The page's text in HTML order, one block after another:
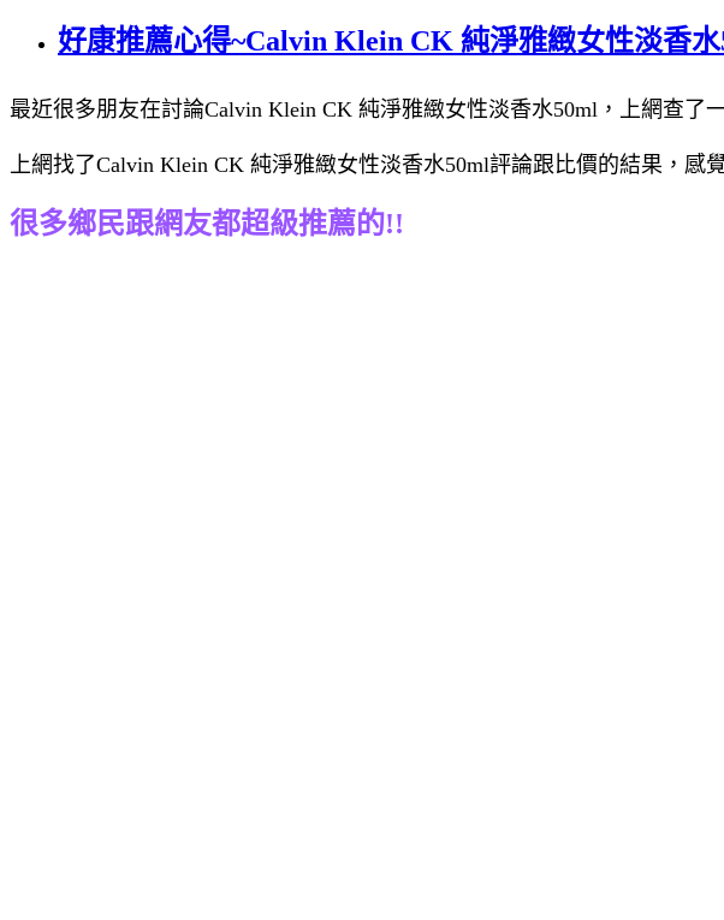
好康推薦心得~Calvin Klein CK 純淨雅緻女性淡香水
最近很多朋友在討論Calvin Klein CK 純淨雅緻女性淡香水50ml，上網查了
上網找了Calvin Klein CK 純淨雅緻女性淡香水50ml評論跟比價的結果，感
很多鄉民跟網友都超級推薦的!!